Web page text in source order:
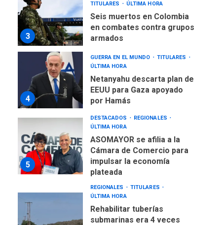
3
TITULARES ÚLTIMA HORA
Seis muertos en Colombia
en combates contra grupos
armados
4
GUERRA EN EL MUNDO
TITULARES
ÚLTIMA HORA
Netanyahu descarta plan de
EEUU para Gaza apoyado
por Hamás
5
DESTACADOS
REGIONALES
ÚLTIMA HORA
ASOMAYOR se afilia a la
Cámara de Comercio para
impulsar la economía
plateada
REGIONALES
TITULARES
ÚLTIMA HORA
Rehabilitar tuberías
submarinas era 4 veces